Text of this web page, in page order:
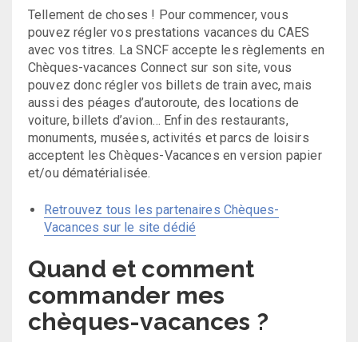
Tellement de choses ! Pour commencer, vous
pouvez régler vos prestations vacances du CAES
avec vos titres. La SNCF accepte les règlements en
Chèques-vacances Connect sur son site, vous
pouvez donc régler vos billets de train avec, mais
aussi des péages d’autoroute, des locations de
voiture, billets d’avion… Enfin des restaurants,
monuments, musées, activités et parcs de loisirs
acceptent les Chèques-Vacances en version papier
et/ou dématérialisée.
Retrouvez tous les partenaires Chèques-
Vacances sur le site dédié
Quand et comment
commander mes
chèques-vacances ?